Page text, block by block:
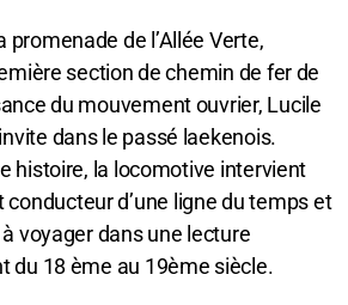
de l’Allée Verte,
section de chemin de fer de
du mouvement ouvrier, Lucile
dans le passé laekenois.
histoire, la locomotive intervient
d’une ligne du temps et
voyager dans une lecture
du 18 ème au 19ème siècle.